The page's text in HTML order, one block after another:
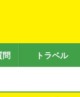
問 トラベル